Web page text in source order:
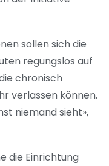
sollen sich die
regungslos auf
chronisch
verlassen können.
niemand sieht»,
die Einrichtung